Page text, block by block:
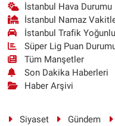
İstanbul Hava Durumu
İstanbul Namaz
İstanbul Trafik
Süper Lig Puan
Tüm Manşetler
Son Dakika Haberleri
Haber Arşivi
Siyaset Gündem